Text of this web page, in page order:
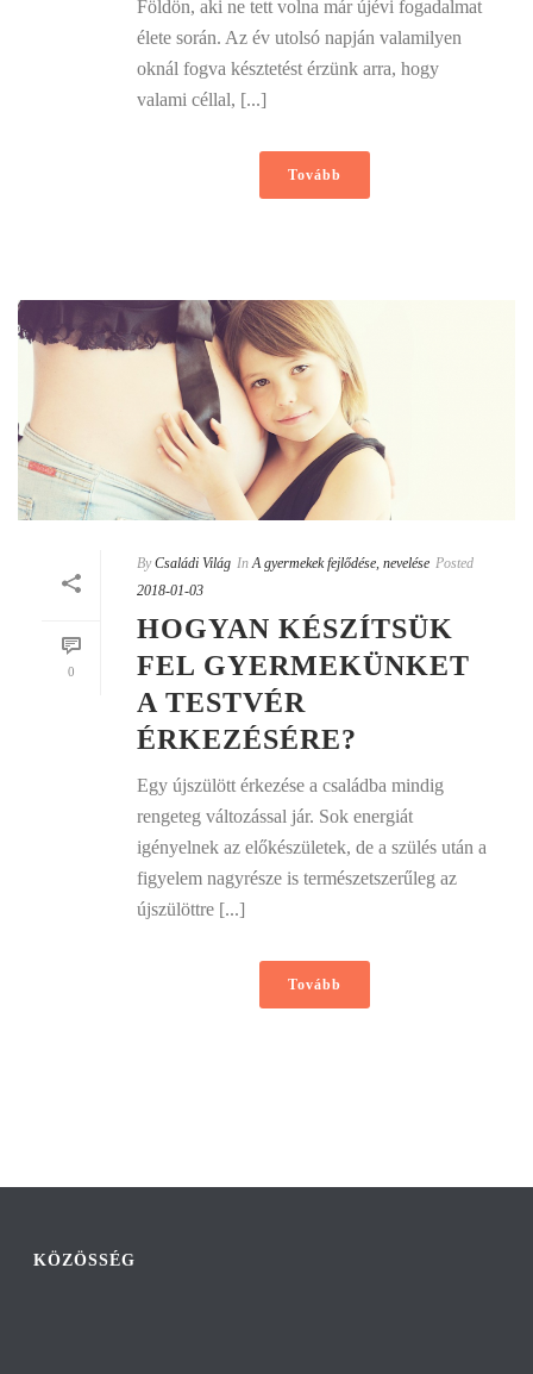
Földön, aki ne tett volna már újévi fogadalmat
élete során. Az év utolsó napján valamilyen
oknál fogva késztetést érzünk arra, hogy
valami céllal, [...]
Tovább
0
By Családi Világ In A gyermekek fejlődése, nevelése Posted
2018-01-03
HOGYAN KÉSZÍTSÜK
FEL GYERMEKÜNKET
A TESTVÉR
ÉRKEZÉSÉRE?
Egy újszülött érkezése a családba mindig
rengeteg változással jár. Sok energiát
igényelnek az előkészületek, de a szülés után a
figyelem nagyrésze is természetszerűleg az
újszülöttre [...]
Tovább
KÖZÖSSÉG